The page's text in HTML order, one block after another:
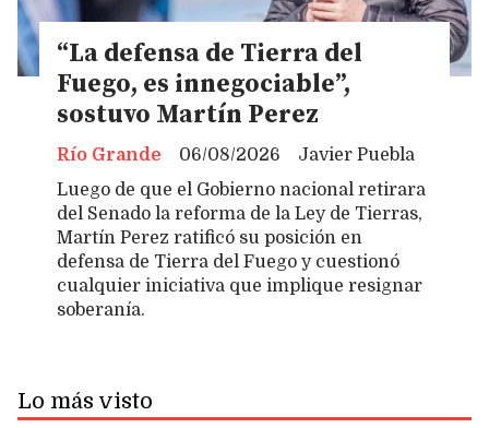
“La defensa de Tierra del
Fuego, es innegociable”,
sostuvo Martín Perez
Javier Puebla
Río Grande
06/08/2026
Luego de que el Gobierno nacional retirara
del Senado la reforma de la Ley de Tierras,
Martín Perez ratificó su posición en
defensa de Tierra del Fuego y cuestionó
cualquier iniciativa que implique resignar
soberanía.
Lo más visto